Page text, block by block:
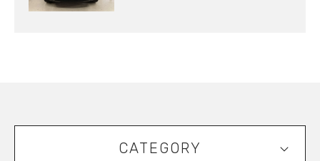
CATEGORY